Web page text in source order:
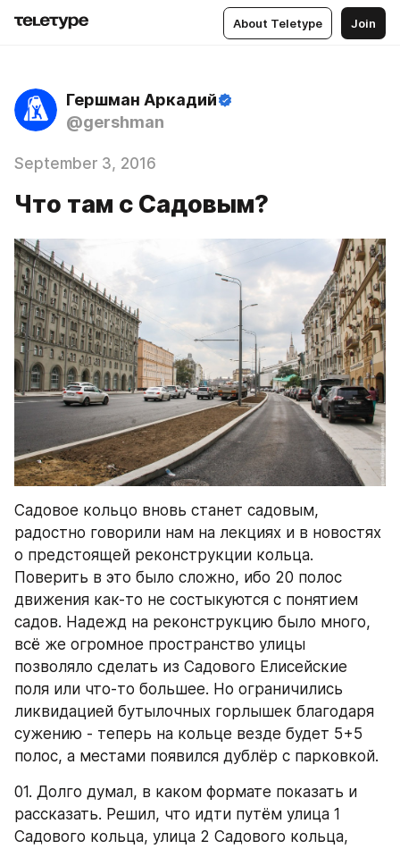
About Teletype Join
Гершман Аркадий
@gershman
September 3, 2016
Что там с Садовым?
Садовое кольцо вновь станет садовым,
радостно говорили нам на лекциях и в новостях
о предстоящей реконструкции кольца.
Поверить в это было сложно, ибо 20 полос
движения как-то не состыкуются с понятием
садов. Надежд на реконструкцию было много,
всё же огромное пространство улицы
позволяло сделать из Садового Елисейские
поля или что-то большее. Но ограничились
ликвидацией бутылочных горлышек благодаря
сужению - теперь на кольце везде будет 5+5
полос, а местами появился дублёр с парковкой.
01. Долго думал, в каком формате показать и
рассказать. Решил, что идти путём улица 1
Садового кольца, улица 2 Садового кольца,